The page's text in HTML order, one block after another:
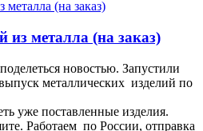
из металла (на заказ)
новостью. Запустили
металлических изделий по
уже поставленные изделия.
Работаем по России, отправка